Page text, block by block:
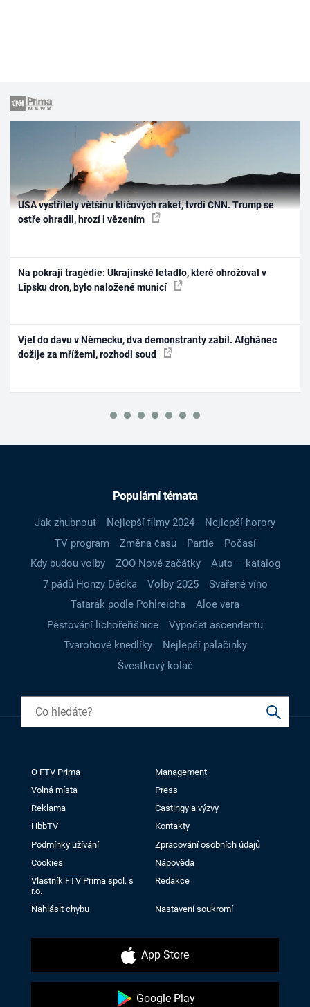
USA vystřílely většinu klíčových raket, tvrdí CNN. Trump se
ostře ohradil, hrozí i vězením
Na pokraji tragédie: Ukrajinské letadlo, které ohrožoval v
Lipsku dron, bylo naložené municí
Vjel do davu v Německu, dva demonstranty zabil. Afghánec
dožije za mřížemi, rozhodl soud
Populární témata
Jak zhubnout Nejlepší filmy 2024
Nejlepší horory
TV program
Změna času Partie
Počasí
Kdy budou volby
ZOO Nové začátky
Auto – katalog
7 pádů Honzy Dědka
Volby 2025
Svařené víno
Tatarák podle Pohlreicha
Aloe vera
Pěstování lichořeřišnice
Výpočet ascendentu
Tvarohové knedlíky
Nejlepší palačinky
Švestkový koláč
O FTV Prima
Management
Volná místa
Press
Reklama
Castingy a výzvy
HbbTV
Kontakty
Podmínky užívání
Zpracování osobních údajů
Cookies
Nápověda
Vlastník FTV Prima spol. s
r.o.
Redakce
Nahlásit chybu Nastavení soukromí
App Store
Google Play